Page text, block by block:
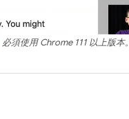
須使用 Chrome 111 以上版本。